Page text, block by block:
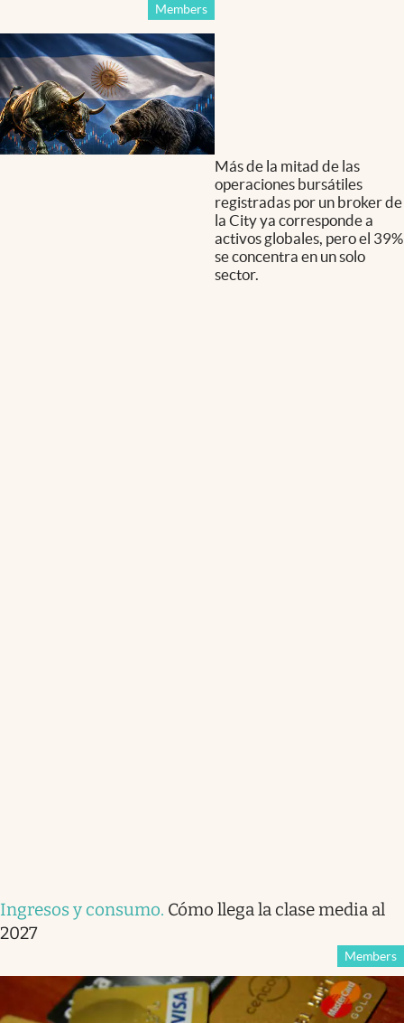
Members
Más de la mitad de las
operaciones bursátiles
registradas por un broker de
la City ya corresponde a
activos globales, pero el 39%
se concentra en un solo
sector.
Ingresos y consumo. Cómo llega la clase media al
2027
Members